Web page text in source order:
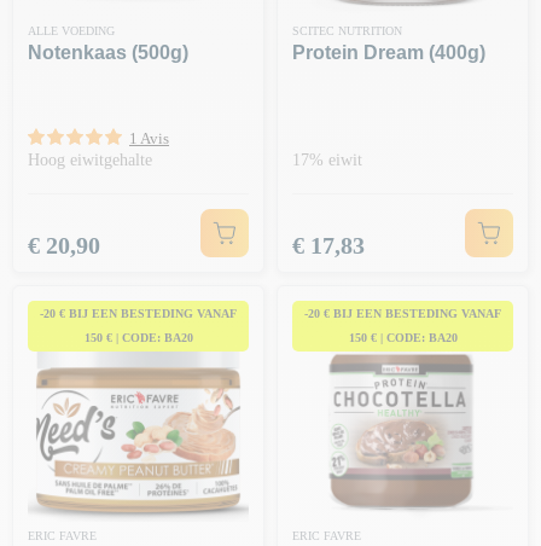
ALLE VOEDING
Notenkaas (500g)
1 Avis
Hoog eiwitgehalte
Prijs
€ 20,90
SCITEC NUTRITION
Protein Dream (400g)
17% eiwit
Prijs
€ 17,83
-20 € BIJ EEN BESTEDING VANAF
150 € | CODE: BA20
ERIC FAVRE
-20 € BIJ EEN BESTEDING VANAF
150 € | CODE: BA20
ERIC FAVRE